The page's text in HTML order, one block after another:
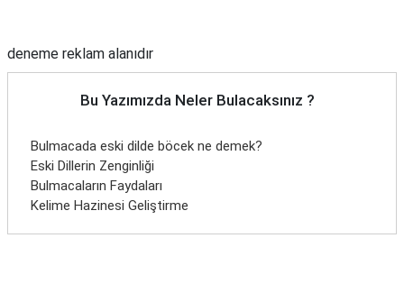
deneme reklam alanıdır
Bu Yazımızda Neler Bulacaksınız ?
Bulmacada eski dilde böcek ne demek?
Eski Dillerin Zenginliği
Bulmacaların Faydaları
Kelime Hazinesi Geliştirme